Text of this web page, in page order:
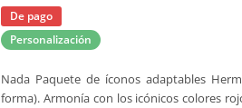
De pago
Personalización
Nada Paquete de íconos adaptables
forma). Armonía con los icónicos colores